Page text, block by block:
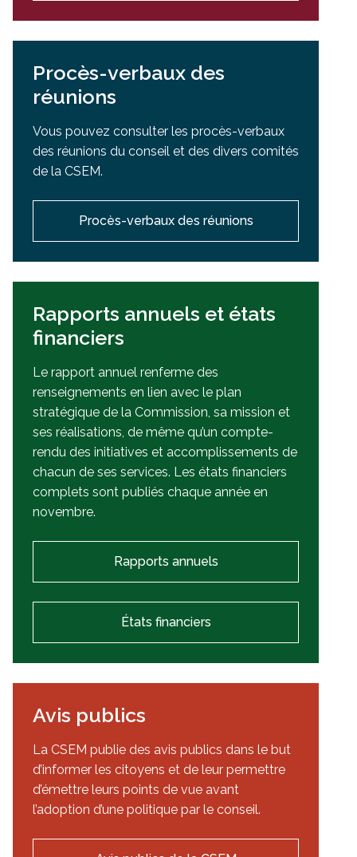
Procès-verbaux des
réunions
Vous pouvez consulter les procès-verbaux
des réunions du conseil et des divers comités
de la CSEM.
Procès-verbaux des réunions
Rapports annuels et états
financiers
Le rapport annuel renferme des
renseignements en lien avec le plan
stratégique de la Commission, sa mission et
ses réalisations, de même qu’un compte-
rendu des initiatives et accomplissements de
chacun de ses services. Les états financiers
complets sont publiés chaque année en
novembre.
Rapports annuels
États financiers
Avis publics
La CSEM publie des avis publics dans le but
d’informer les citoyens et de leur permettre
d’émettre leurs points de vue avant
l’adoption d’une politique par le conseil.